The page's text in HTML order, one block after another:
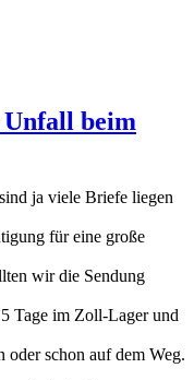
beim
ja viele Briefe liegen
für eine große
wir die Sendung
Tage im Zoll-Lager und
oder schon auf dem Weg.